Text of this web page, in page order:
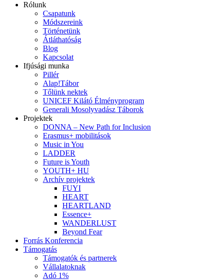
Rólunk
Csapatunk
Módszereink
Történetünk
Átláthatóság
Blog
Kapcsolat
Ifjúsági munka
Pillér
Alap!Tábor
Tőlünk nektek
UNICEF Kilátó Élményprogram
Generali Mosolyvadász Táborok
Projektek
DONNA – New Path for Inclusion
Erasmus+ mobilitások
Music in You
LADDER
Future is Youth
YOUTH+ HU
Archív projektek
FUYI
HEART
HEARTLAND
Essence+
WANDERLUST
Beyond Fear
Forrás Konferencia
Támogatás
Támogatók és partnerek
Vállalatoknak
Adó 1%